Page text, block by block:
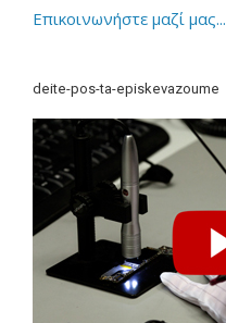
Επικοινωνήστε μαζί μας...
deite-pos-ta-episkevazoume